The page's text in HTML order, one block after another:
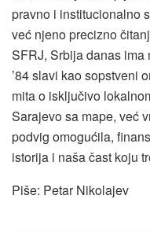
pravno i institucionalno
već njeno precizno
SFRJ, Srbija danas ima
’84 slavi kao sopstveni
mita o isključivo
Sarajevo sa mape, već
podvig omogućila,
istorija i naša čast koju
Piše: Petar Nikolajev